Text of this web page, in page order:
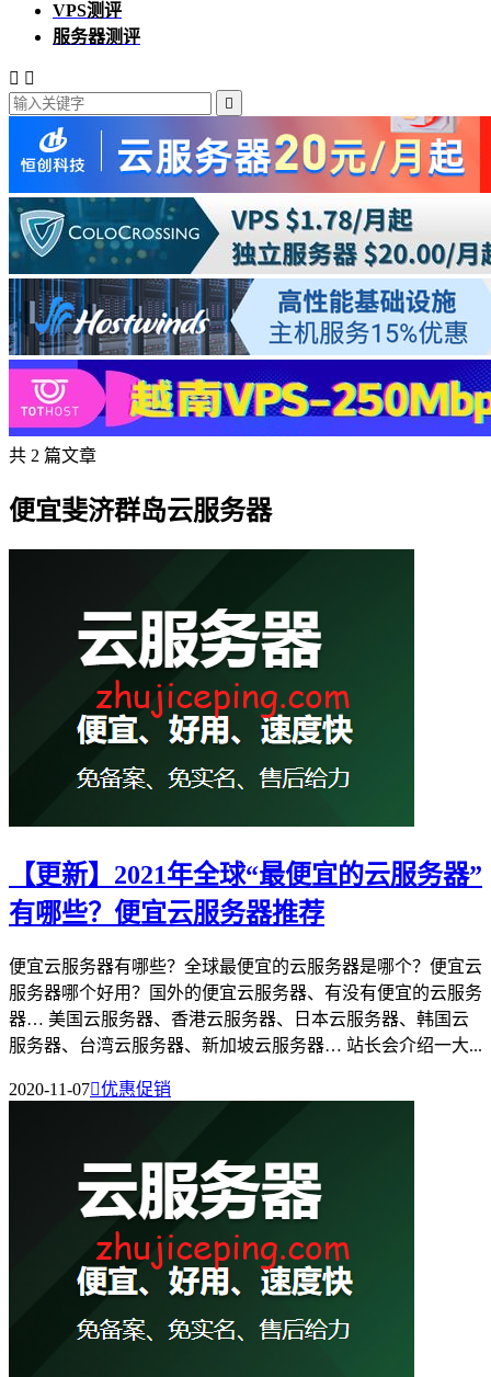
VPS测评
服务器测评
 

共 2 篇文章
便宜斐济群岛云服务器
【更新】2021年全球“最便宜的云服务器”
有哪些？便宜云服务器推荐
便宜云服务器有哪些？全球最便宜的云服务器是哪个？便宜云
服务器哪个好用？国外的便宜云服务器、有没有便宜的云服务
器… 美国云服务器、香港云服务器、日本云服务器、韩国云
服务器、台湾云服务器、新加坡云服务器… 站长会介绍一大...
2020-11-07优惠促销